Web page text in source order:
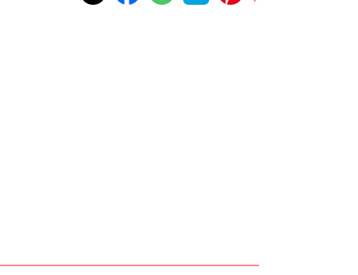
つなげることができます。
い」となります。